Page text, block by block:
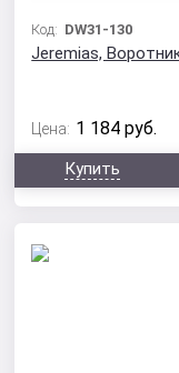
Код: DW31-130
Jeremias,
Цена: 1 184 руб.
Купить